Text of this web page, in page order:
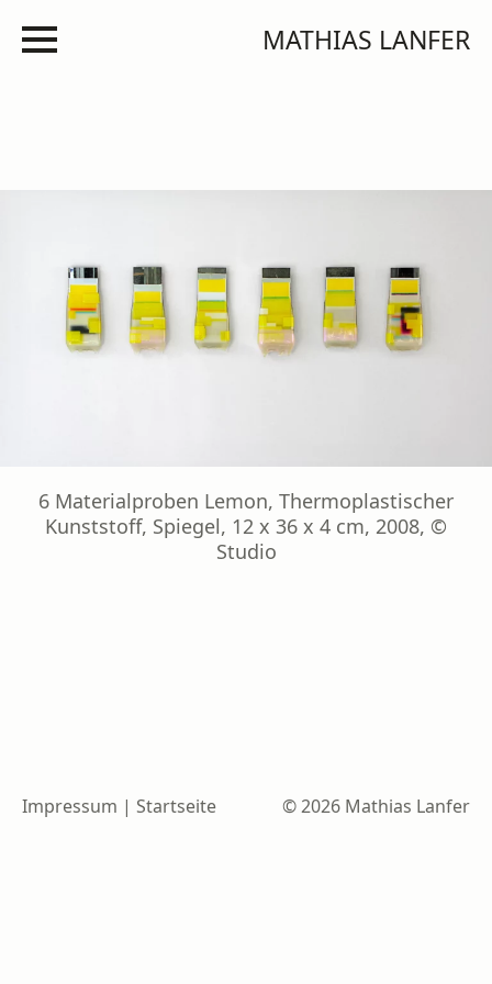
MATHIAS LANFER
6 Materialproben Lemon, Thermoplastischer
Kunststoff, Spiegel, 12 x 36 x 4 cm, 2008, ©
Studio
Impressum | Startseite © 2026 Mathias Lanfer